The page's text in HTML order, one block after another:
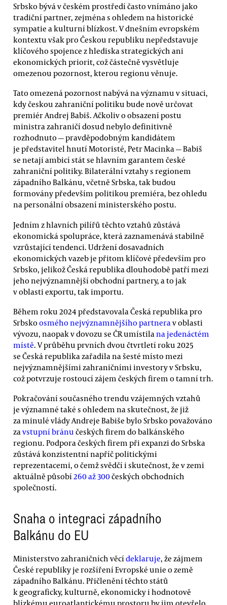
Srbsko bývá v českém prostředí často vnímáno jako
tradiční partner, zejména s ohledem na historické
sympatie a kulturní blízkost. V dnešním evropském
kontextu však pro Českou republiku nepředstavuje
klíčového spojence z hlediska strategických ani
ekonomických priorit, což částečně vysvětluje
omezenou pozornost, kterou regionu věnuje.
Tato omezená pozornost nabývá na významu v situaci,
kdy českou zahraniční politiku bude nově určovat
premiér Andrej Babiš. Ačkoliv o obsazení postu
ministra zahraničí dosud nebylo definitivně
rozhodnuto — pravděpodobným kandidátem
je představitel hnutí Motoristé, Petr Macinka — Babiš
se netají ambicí stát se hlavním garantem české
zahraniční politiky. Bilaterální vztahy s regionem
západního Balkánu, včetně Srbska, tak budou
formovány především politikou premiéra, bez ohledu
na personální obsazení ministerského postu.
Jedním z hlavních pilířů těchto vztahů zůstává
ekonomická spolupráce, která zaznamenává stabilně
vzrůstající tendenci. Udržení dosavadních
ekonomických vazeb je přitom klíčové především pro
Srbsko, jelikož Česká republika dlouhodobě patří mezi
jeho nejvýznamnější obchodní partnery, a to jak
v oblasti exportu, tak importu.
Během roku 2024 představovala Česká republika pro
Srbskoosmého nejvýznamnějšího partnera v oblasti
vývozu, naopak v dovozu se ČR umístila na jedenáctém
místě. V průběhu prvních dvou čtvrtletí roku 2025
se Česká republika zařadila na šesté místo mezi
nejvýznamnějšími zahraničními investory v Srbsku,
což potvrzuje rostoucí zájem českých firem o tamní trh.
Pokračování současného trendu vzájemných vztahů
je významné také s ohledem na skutečnost, že již
za minulé vlády Andreje Babiše bylo Srbsko považováno
zavstupní bránu českých firem do balkánského
regionu. Podpora českých firem při expanzi do Srbska
zůstává konzistentní napříč politickými
reprezentacemi, o čemž svědčí i skutečnost, že v zemi
aktuálně působí260 až 300českých obchodních
společností.
Snaha o integraci západního
Balkánu do EU
Ministerstvo zahraničních věcídeklaruje, že zájmem
České republiky je rozšíření Evropské unie o země
západního Balkánu. Přičlenění těchto států
k geograficky, kulturně, ekonomicky i hodnotově